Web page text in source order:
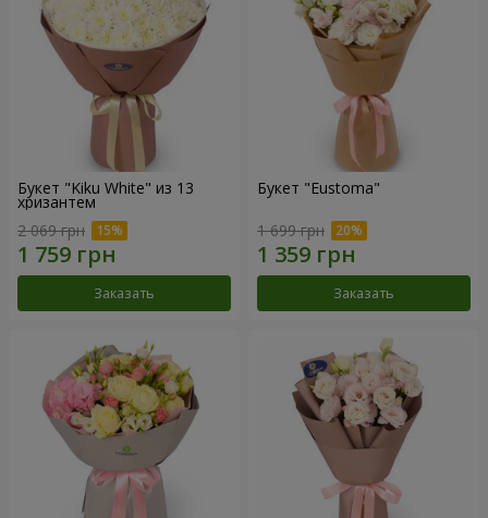
Букет "Kiku White" из 13
хризантем
2 069 грн
Заказать
Букет "Eustoma"
1 699 грн
Заказать